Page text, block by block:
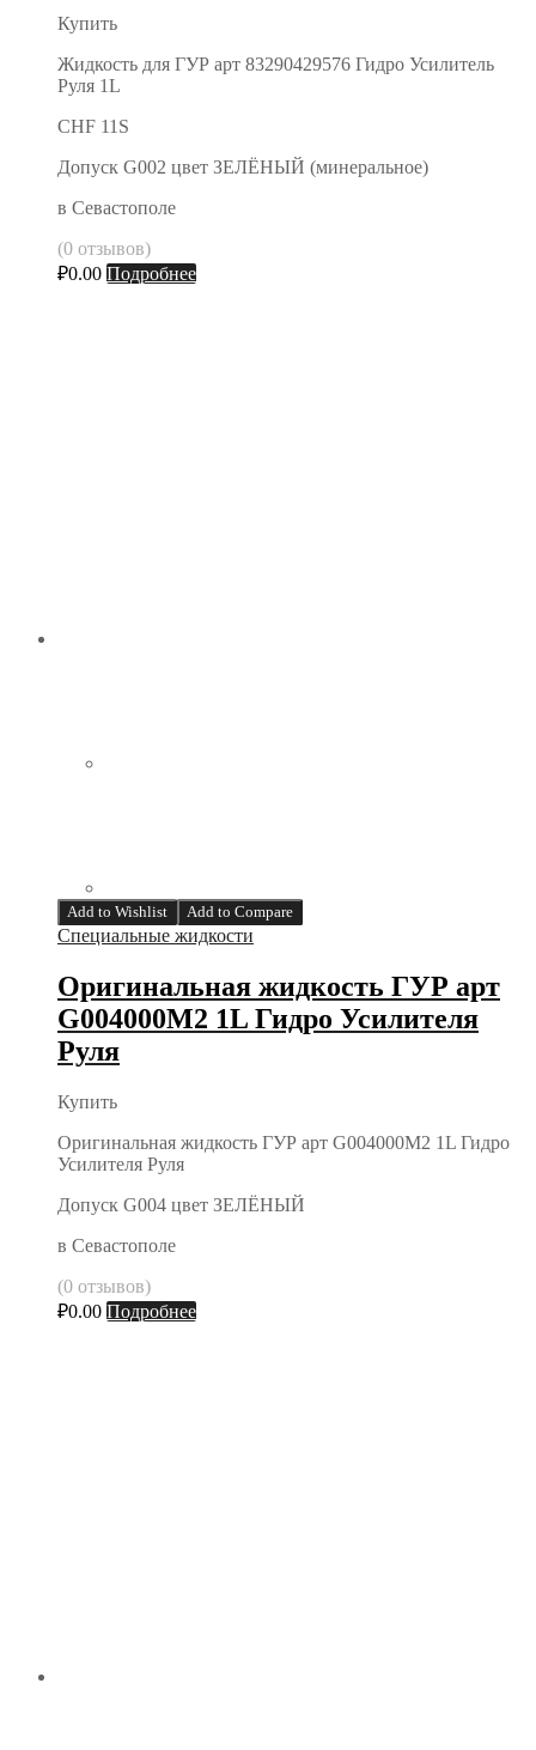
Купить
Жидкость для ГУР арт 83290429576 Гидро Усилитель
Руля 1L
CHF 11S
Допуск G002 цвет ЗЕЛЁНЫЙ (минеральное)
в Севастополе
(0 отзывов)
₽0.00 Подробнее
Add to Wishlist Add to Compare
Специальные жидкости
Оригинальная жидкость ГУР арт
G004000M2 1L Гидро Усилителя
Руля
Купить
Оригинальная жидкость ГУР арт G004000M2 1L Гидро
Усилителя Руля
Допуск G004 цвет ЗЕЛЁНЫЙ
в Севастополе
(0 отзывов)
₽0.00 Подробнее